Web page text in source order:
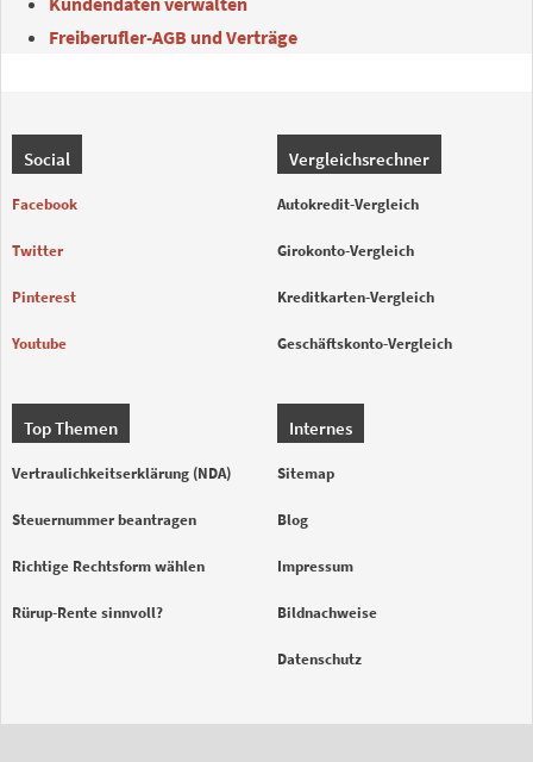
Freiberufler-AGB und Verträge
Social
Facebook
Twitter
Pinterest
Youtube
Vergleichsrechner
Autokredit-Vergleich
Girokonto-Vergleich
Kreditkarten-Vergleich
Geschäftskonto-Vergleich
Top Themen
Vertraulichkeitserklärung (NDA)
Steuernummer beantragen
Richtige Rechtsform wählen
Rürup-Rente sinnvoll?
Internes
Sitemap
Blog
Impressum
Bildnachweise
Datenschutz